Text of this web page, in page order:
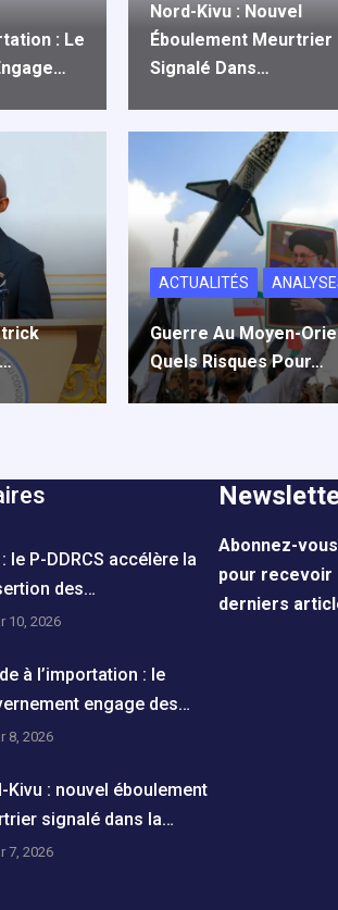
: Le
Nord-Kivu : Nouvel
Éboulement Meurtrier
Signalé Dans…
ACTUALITÉS
Guerre Au Moyen-
Quels Risques Pour…
: le P-DDRCS accélère la
des…
10, 2026
à l’importation : le
engage des…
8, 2026
Kivu : nouvel éboulement
signalé dans la…
7, 2026
Abonnez-
pour recevoir
derniers